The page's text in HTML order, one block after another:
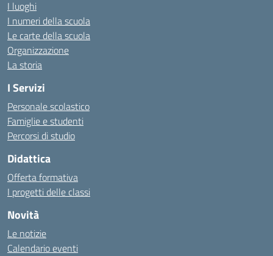
I luoghi
I numeri della scuola
Le carte della scuola
Organizzazione
La storia
I Servizi
Personale scolastico
Famiglie e studenti
Percorsi di studio
Didattica
Offerta formativa
I progetti delle classi
Novità
Le notizie
Calendario eventi